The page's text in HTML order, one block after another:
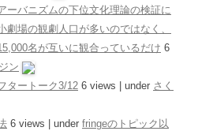
バニズムの下位文化理論の検証に
場の観劇人口が多いのではなく、
名が互いに観合っているだけ 6
ン
タートーク3/12 6 views under さく
6 views under fringeのトピック以